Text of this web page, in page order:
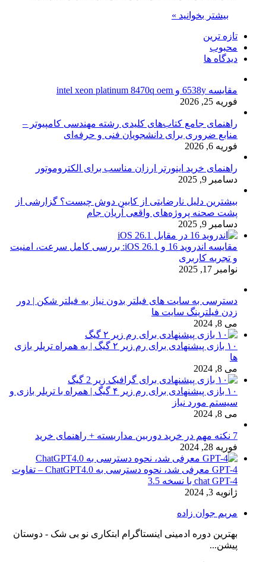
بیشتر بخوانید »
تازه ترین
محبوب
دیدگاه ها
مقایسه 6538y و intel xeon platinum 8470q oem
فوریه 25, 2026
راهنمای جامع کتاب‌های کلیدی رشته مهندسی کامپیوتر –
منابع ضروری برای دانشجویان فنی و حرفه‌ای
فوریه 6, 2026
راهنمای خرید اینورتر ارزان مناسب برای الکتروموتور
دسامبر 9, 2025
بیشترین دلیل نارضایتی از کابین دوش چیست؟ گزارشی از
پشت صحنه پروژه‌های واقعی آریان جام
دسامبر 9, 2025
مقایسه اندروید 16 و iOS 26.1: بررسی کامل سرعت، امنیت
و تجربه کاربری
نوامبر 17, 2025
دسترسی به سایت های فیلتر بدون نیاز به فیلتر شکن | دور
زدن فیلترینگ سایت ها
می 8, 2024
۱۰ بازی پیشنهادی برای رم زیر ۲ گیگ | به همراه تریلر بازی
ها
می 8, 2024
۱۰ بازی پیشنهادی برای رم زیر ۴ گیگ | همراه با تریلر بازی و
سیستم مورد نیاز
می 8, 2024
7 نکته مهم در خرید دوربین مداربسته + راهنمای خرید
فوریه 28, 2024
GPT-4 معرفی شد، نحوه دسترسی به ChatGPT4.0 – تفاوت
chat GPT-4 با نسخه 3.5
ژانویه 3, 2024
مریم جوان زاده
بهترین دوره ادمینی اینستاگرام ابتکاری نو بی شک - دوستان
پیشن...